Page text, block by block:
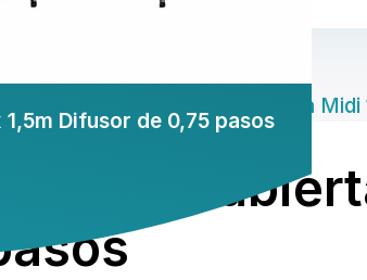
Difusor de 0,75 pasos
Skylite Rapid Cubierta